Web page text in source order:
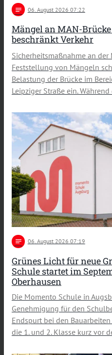
notes 06 . August 2026 07:22
Mängel an MAN-
beschränkt Verkehr
Sicherheitsmaßnahme an der
Feststellung von Mängeln
Belastung der Brücke im
Leipziger Straße ein.
notes 06. August 2026 07:19
Grünes Licht für neue
Schule startet im
Oberhausen
Die Momento Schule in
Genehmigung für den
Endspurt bei den
die 1. und 2. Klasse kurz vor